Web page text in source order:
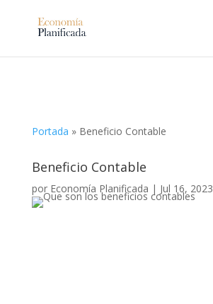
Portada » Beneficio Contable
Beneficio Contable
por Economía Planificada | Jul 16, 2023